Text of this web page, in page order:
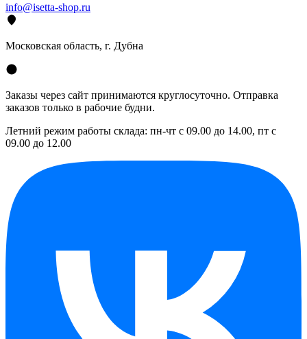
info@isetta-shop.ru
Московская область, г. Дубна
Заказы через сайт принимаются круглосуточно. Отправка
заказов только в рабочие будни.
Летний режим работы склада: пн-чт с 09.00 до 14.00, пт с
09.00 до 12.00